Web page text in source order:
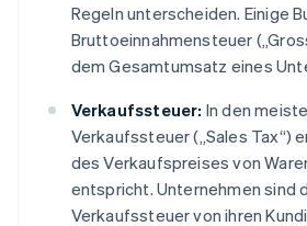
Regeln unterscheiden. Einige
Bruttoeinnahmensteuer
dem Gesamtumsatz eines
Verkaufssteuer: In den
Verkaufssteuer („Sales Tax“)
des Verkaufspreises von
entspricht. Unternehmen sind
Verkaufssteuer von ihren